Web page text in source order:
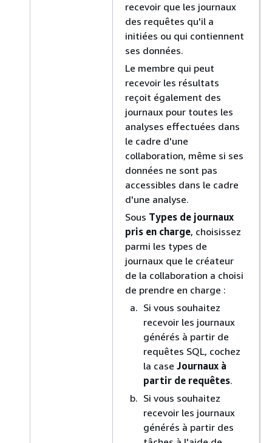
recevoir que les journaux
des requêtes qu'il a
initiées ou qui contiennent
ses données.
Le membre qui peut
recevoir les résultats
reçoit également des
journaux pour toutes les
analyses effectuées dans
le cadre d'une
collaboration, même si ses
données ne sont pas
accessibles dans le cadre
d'une analyse.
Sous Types de journaux
pris en charge, choisissez
parmi les types de
journaux que le créateur
de la collaboration a choisi
de prendre en charge :
Si vous souhaitez
recevoir les journaux
générés à partir de
requêtes SQL, cochez
la case Journaux à
partir de requêtes.
Si vous souhaitez
recevoir les journaux
générés à partir des